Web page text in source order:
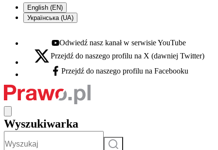
English (EN)
Українська (UA)
Youtube - otwiera się w nowej karcie
Odwiedź nasz kanał w serwisie YouTube
X - otwiera się w nowej karcie
Przejdź do naszego profilu na X (dawniej Twitter)
Facebook - otwiera się w nowej karcie
Przejdź do naszego profilu na Facebooku
Wyszukiwarka
Szukaj